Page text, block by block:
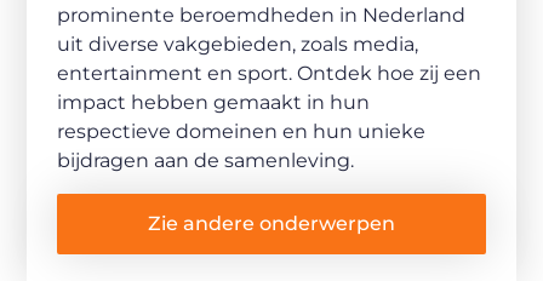
prominente beroemdheden in Nederland
uit diverse vakgebieden, zoals media,
entertainment en sport. Ontdek hoe zij een
impact hebben gemaakt in hun
respectieve domeinen en hun unieke
bijdragen aan de samenleving.
Zie andere onderwerpen